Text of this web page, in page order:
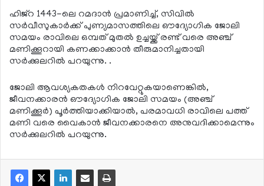
ഹിജ്‌റ 1443-ലെ റമദാന്‍ പ്രമാണിച്ച്, സിവില്‍
സര്‍വീസുകാര്‍ക്ക് പുണ്യമാസത്തിലെ ഔദ്യോഗിക ജോലി
സമയം രാവിലെ ഒമ്പത് മുതല്‍ ഉച്ചയ്ക്ക് രണ്ട് വരെ അഞ്ച്
മണിക്കൂറായി കണക്കാക്കാന്‍ തീരുമാനിച്ചതായി
സര്‍ക്കുലറില്‍ പറയുന്നു. .
ജോലി ആവശ്യകതകള്‍ നിറവേറ്റുകയാണെങ്കില്‍,
ജീവനക്കാരന്‍ ഔദ്യോഗിക ജോലി സമയം (അഞ്ച്
മണിക്കൂര്‍) പൂര്‍ത്തിയാക്കിയാല്‍, പരമാവധി രാവിലെ പത്ത്
മണി വരെ വൈകാന്‍ ജീവനക്കാരനെ അനുവദിക്കാമെന്നും
സര്‍ക്കുലറില്‍ പറയുന്നു.